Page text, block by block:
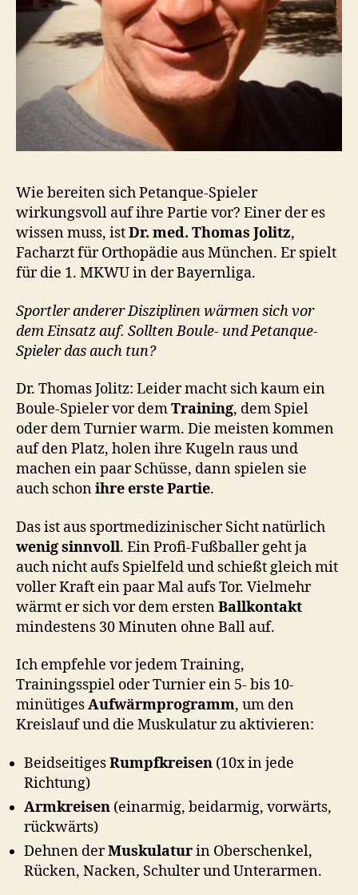
Wie bereiten sich Petanque-Spieler
wirkungsvoll auf ihre Partie vor? Einer der es
wissen muss, istDr. med. Thomas Jolitz,
Facharzt für Orthopädie aus München. Er spielt
für die 1. MKWU in der Bayernliga.
Sportler anderer Disziplinen wärmen sich vor
dem Einsatz auf. Sollten Boule- und Petanque-
Spieler das auch tun?
Dr. Thomas Jolitz: Leider macht sich kaum ein
Boule-Spieler vor demTraining, dem Spiel
oder dem Turnier warm. Die meisten kommen
auf den Platz, holen ihre Kugeln raus und
machen ein paar Schüsse, dann spielen sie
auch schonihre erste Partie.
Das ist aus sportmedizinischer Sicht natürlich
wenig sinnvoll. Ein Profi-Fußballer geht ja
auch nicht aufs Spielfeld und schießt gleich mit
voller Kraft ein paar Mal aufs Tor. Vielmehr
wärmt er sich vor dem erstenBallkontakt
mindestens 30 Minuten ohne Ball auf.
Ich empfehle vor jedem Training,
Trainingsspiel oder Turnier ein 5- bis 10-
minütigesAufwärmprogramm, um den
Kreislauf und die Muskulatur zu aktivieren:
BeidseitigesRumpfkreisen (10x in jede
Richtung)
Armkreisen (einarmig, beidarmig, vorwärts,
rückwärts)
Dehnen derMuskulaturin Oberschenkel,
Rücken, Nacken, Schulter und Unterarmen.